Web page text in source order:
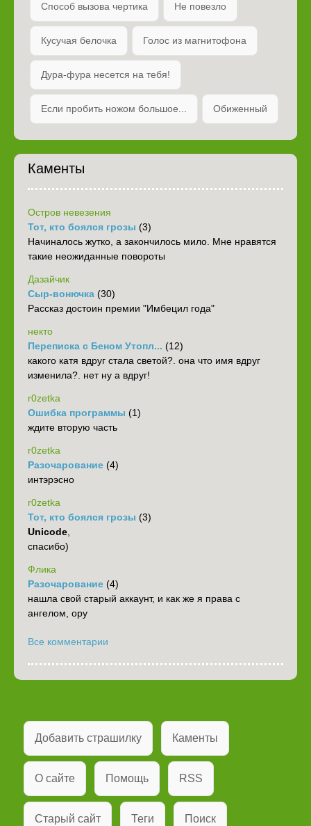
Способ вызова чертика Не повезло
Кусучая белочка Голос из магнитофона
Дура-фура несется на тебя!
Если пробить ножом большое... Обиженный
Каменты
Остров невезения
Тот, кто боялся грозы (3)
Начиналось жутко, а закончилось мило. Мне нравятся
такие неожиданные повороты
Дазайчик
Сыр-вонючка (30)
Рассказ достоин премии "Имбецил года"
некто
Переписка с Беном Утопл... (12)
какого катя вдруг стала светой?. она что имя вдруг
изменила?. нет ну а вдруг!
r0zetka
Ошибка программы (1)
ждите вторую часть
r0zetka
Разочарование (4)
интэрэсно
r0zetka
Тот, кто боялся грозы (3)
Unicode,
спасибо)
Флика
Разочарование (4)
нашла свой старый аккаунт, и как же я права с
ангелом, ору
Все комментарии
Добавить страшилку Каменты
О сайте Помощь RSS
Старый сайт Теги Поиск